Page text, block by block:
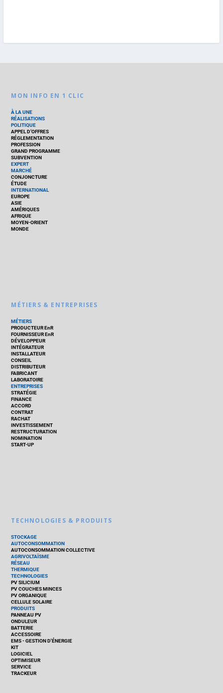
MON INFO EN 1 CLIC
À LA UNE
RÉALISATIONS
POLITIQUE
APPEL D’OFFRES
RÉGLEMENTATION
PROFESSION
GRAND PROGRAMME
SUBVENTION
EXPERT
MARCHÉ
CONJONCTURE
ÉTUDE
INTERNATIONAL
EUROPE
ASIE
AMÉRIQUES
AFRIQUE
MOYEN-ORIENT
MONDE
MÉTIERS & ENTREPRISES
MÉTIERS
PRODUCTEUR EnR
FOURNISSEUR EnR
DÉVELOPPEUR
INTÉGRATEUR
INSTALLATEUR
CONSEIL
DISTRIBUTEUR
FABRICANT
LABORATOIRE
ENTREPRISES
STRATÉGIE
FINANCE
ACCORD
CONTRAT
RACHAT
INVESTISSEMENT
RESTRUCTURATION
NOMINATION
START-UP
TECHNOLOGIES & PRODUITS
STOCKAGE
AUTOCONSOMMATION
AUTOCONSOMMATION COLLECTIVE
AGRIVOLTAÏSME
RÉSEAU
THERMIQUE
TECHNOLOGIES
PV SILICIUM
PV COUCHES MINCES
PV ORGANIQUE
CELLULE SOLAIRE
PRODUITS
PANNEAU PV
ONDULEUR
BATTERIE
ACCESSOIRE
EMS - GESTION D'ÉNERGIE
KIT
LOGICIEL
OPTIMISEUR
SERVICE
TRACKEUR